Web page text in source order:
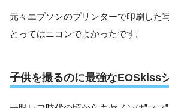
元々エプソンのプリンターで印刷した
とってはニコンでよかったです。
子供を撮るのに最強なEOSkiss